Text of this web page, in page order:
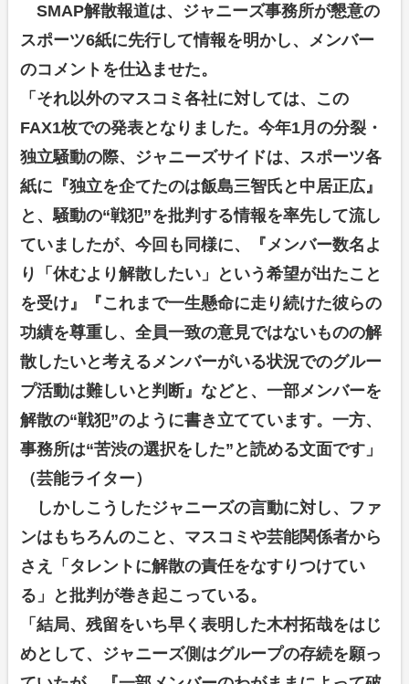
SMAP解散報道は、ジャニーズ事務所が懇意の
スポーツ6紙に先行して情報を明かし、メンバー
のコメントを仕込ませた。
「それ以外のマスコミ各社に対しては、この
FAX1枚での発表となりました。今年1月の分裂・
独立騒動の際、ジャニーズサイドは、スポーツ各
紙に『独立を企てたのは飯島三智氏と中居正広』
と、騒動の“戦犯”を批判する情報を率先して流し
ていましたが、今回も同様に、『メンバー数名よ
り「休むより解散したい」という希望が出たこと
を受け』『これまで一生懸命に走り続けた彼らの
功績を尊重し、全員一致の意見ではないものの解
散したいと考えるメンバーがいる状況でのグルー
プ活動は難しいと判断』などと、一部メンバーを
解散の“戦犯”のように書き立てています。一方、
事務所は“苦渋の選択をした”と読める文面です」
（芸能ライター）
しかしこうしたジャニーズの言動に対し、ファ
ンはもちろんのこと、マスコミや芸能関係者から
さえ「タレントに解散の責任をなすりつけてい
る」と批判が巻き起こっている。
「結局、残留をいち早く表明した木村拓哉をはじ
めとして、ジャニーズ側はグループの存続を願っ